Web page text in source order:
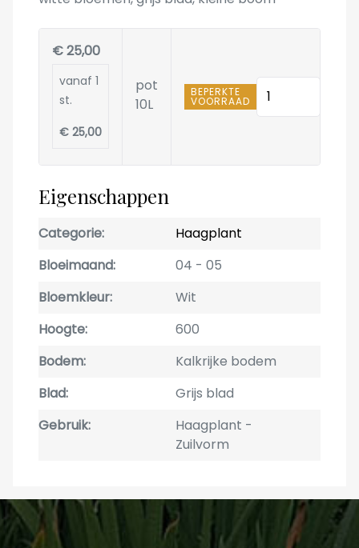
€ 25,00
vanaf 1
st.
€ 25,00
pot
10L
BEPERKTE
VOORRAAD
Eigenschappen
Categorie
Haagplant
Bloeimaand
04
05
Bloemkleur
Wit
Hoogte
600
Bodem
Kalkrijke bodem
Blad
Grijs blad
Gebruik
Haagplant
Zuilvorm